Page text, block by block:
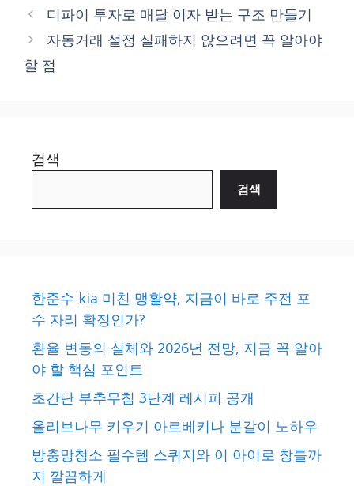
디파이 투자로 매달 이자 받는 구조 만들기
자동거래 설정 실패하지 않으려면 꼭 알아야
할 점
검색
검색
한준수 kia 미친 맹활약, 지금이 바로 주전 포
수 자리 확정인가?
환율 변동의 실체와 2026년 전망, 지금 꼭 알아
야 할 핵심 포인트
초간단 부추무침 3단계 레시피 공개
올리브나무 키우기 아르베키나 분갈이 노하우
방충망청소 필수템 스퀴지와 이 아이로 창틀까
지 깔끔하게